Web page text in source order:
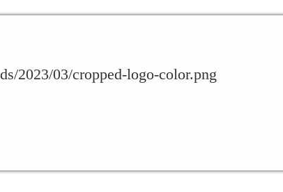
2023/03/cropped-logo-color.png